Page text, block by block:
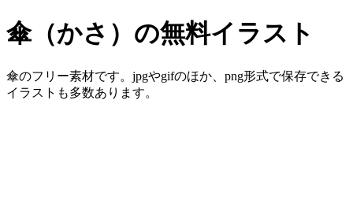
傘（かさ）の無料イラスト
傘のフリー素材です。jpgやgifのほか、png形式で保存できる
イラストも多数あります。